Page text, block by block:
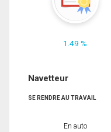
1.49 %
Navetteur
SE RENDRE AU TRAVAIL
En auto